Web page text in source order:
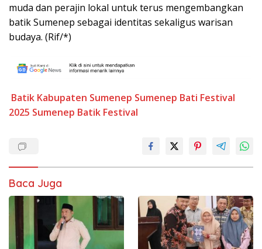
muda dan perajin lokal untuk terus mengembangkan
batik Sumenep sebagai identitas sekaligus warisan
budaya. (Rif/*)
Batik Kabupaten Sumenep Sumenep Bati Festival
2025 Sumenep Batik Festival
Baca Juga